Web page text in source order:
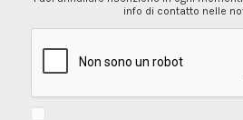
info di contatto nelle